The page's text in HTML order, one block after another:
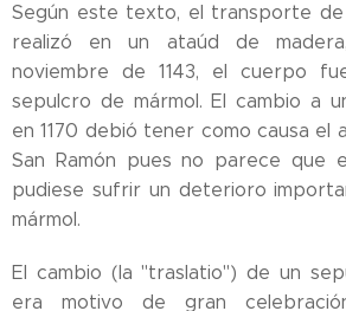
Según este texto, el transporte de
realizó en un ataúd de
noviembre de 1143, el cuerpo
sepulcro de mármol. El cambio a
en 1170 debió tener como causa el
San Ramón pues no parece que
pudiese sufrir un deterioro
mármol.
El cambio (la "traslatio") de un
era motivo de gran